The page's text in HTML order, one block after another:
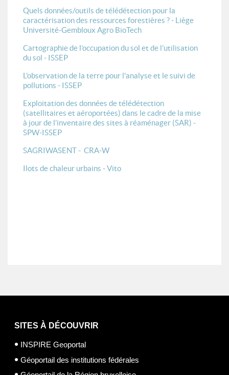
Quels données/outils de télédétection pour la
caractérisation des ressources forestières ? - Liège
Université-Gembloux Agro BioTech
Cartographie de l’occupation du sol et de l’utilisation
du sol - ISSEP
L'observation de la terre pour l'analyse et le suivi de
pollutions - ISSEP
Exploitation des données de télédétection
(satellitaires et aéroportées) dans le cadre de la mise
à jour de l’inventaire des sites à réaménager (SAR) -
SPW-ISSEP
SAGRIWASENT - CRA-W
Ilots de chaleur urbains - Vito
SITES À DÉCOUVRIR
INSPIRE Geoportal
Géoportail des institutions fédérales